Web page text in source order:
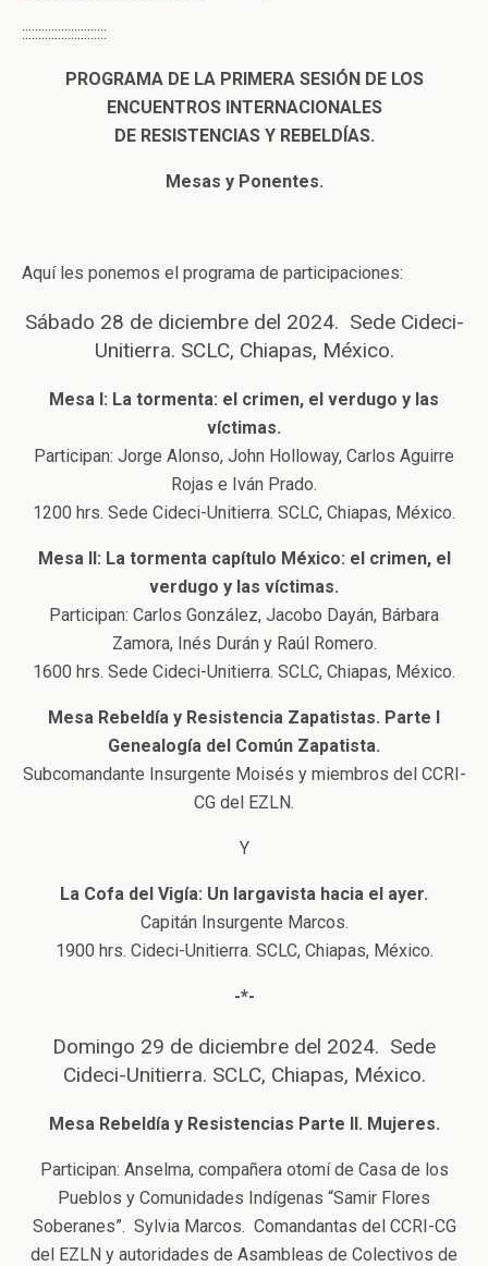
::::::::::::::::::::::::::
PROGRAMA DE LA PRIMERA SESIÓN DE LOS
ENCUENTROS INTERNACIONALES
DE RESISTENCIAS Y REBELDÍAS.
Mesas y Ponentes.
Aquí les ponemos el programa de participaciones:
Sábado 28 de diciembre del 2024. Sede Cideci-
Unitierra. SCLC, Chiapas, México.
Mesa I: La tormenta: el crimen, el verdugo y las
víctimas.
Participan: Jorge Alonso, John Holloway, Carlos Aguirre
Rojas e Iván Prado.
1200 hrs. Sede Cideci-Unitierra. SCLC, Chiapas, México.
Mesa II: La tormenta capítulo México: el crimen, el
verdugo y las víctimas.
Participan: Carlos González, Jacobo Dayán, Bárbara
Zamora, Inés Durán y Raúl Romero.
1600 hrs. Sede Cideci-Unitierra. SCLC, Chiapas, México.
Mesa Rebeldía y Resistencia Zapatistas. Parte I
Genealogía del Común Zapatista.
Subcomandante Insurgente Moisés y miembros del CCRI-
CG del EZLN.
Y
La Cofa del Vigía: Un largavista hacia el ayer.
Capitán Insurgente Marcos.
1900 hrs. Cideci-Unitierra. SCLC, Chiapas, México.
-*-
Domingo 29 de diciembre del 2024. Sede
Cideci-Unitierra. SCLC, Chiapas, México.
Mesa Rebeldía y Resistencias Parte II. Mujeres.
Participan: Anselma, compañera otomí de Casa de los
Pueblos y Comunidades Indígenas “Samir Flores
Soberanes”. Sylvia Marcos. Comandantas del CCRI-CG
del EZLN y autoridades de Asambleas de Colectivos de